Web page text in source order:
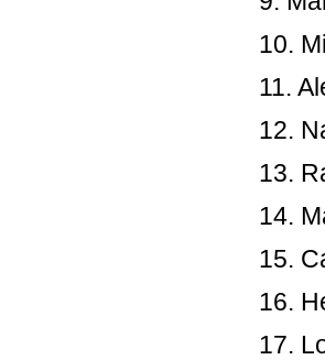
10.
11.
12.
13.
14.
15.
16.
17.